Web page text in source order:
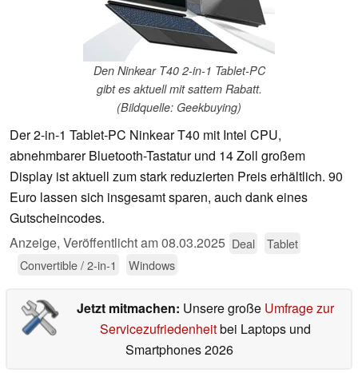
Den Ninkear T40 2-in-1 Tablet-PC
gibt es aktuell mit sattem Rabatt.
(Bildquelle: Geekbuying)
Der 2-in-1 Tablet-PC Ninkear T40 mit Intel CPU,
abnehmbarer Bluetooth-Tastatur und 14 Zoll großem
Display ist aktuell zum stark reduzierten Preis erhältlich. 90
Euro lassen sich insgesamt sparen, auch dank eines
Gutscheincodes.
Anzeige, Veröffentlicht am08.03.2025 Deal
Tablet
Convertible / 2-in-1
Windows
Jetzt mitmachen: Unsere große Umfrage zur
Servicezufriedenheitbei Laptops und
Smartphones 2026